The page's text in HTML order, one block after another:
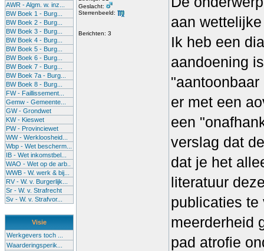
AWR - Algm. w. inz...
BW Boek 1 - Burg...
BW Boek 2 - Burg...
BW Boek 3 - Burg...
BW Boek 4 - Burg...
BW Boek 5 - Burg...
BW Boek 6 - Burg...
BW Boek 7 - Burg...
BW Boek 7a - Burg...
BW Boek 8 - Burg...
FW - Faillissement...
Gemw - Gemeente...
GW - Grondwet
KW - Kieswet
PW - Provinciewet
WW - Werkloosheid...
Wbp - Wet bescherm...
IB - Wet inkomstbel...
WAO - Wet op de arb..
WWB - W. werk & bij...
RV - W. v. Burgerlijk...
Sr - W. v. Strafrecht
Sv - W. v. Strafvor...
Visie
Werkgevers toch ...
Waarderingsperik...
Geslacht:
Sterrenbeeld:
Berichten: 3
aan
Ik heb een
aandoening
er met een
een
verslag dat
dat je het
literatuur
publicaties te
meerderheid
pad atrofie